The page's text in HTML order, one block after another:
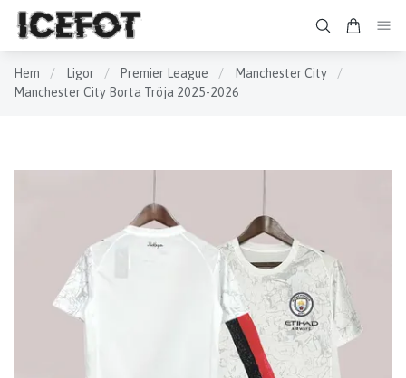
Hem / Ligor / Premier League / Manchester City
/
Manchester City Borta Tröja 2025-2026